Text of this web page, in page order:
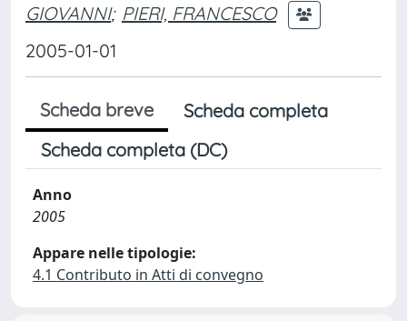
GIOVANNI; PIERI, FRANCESCO
2005-01-01
Scheda breve
Scheda completa
Scheda completa (DC)
Anno
2005
Appare nelle tipologie:
4.1 Contributo in Atti di convegno